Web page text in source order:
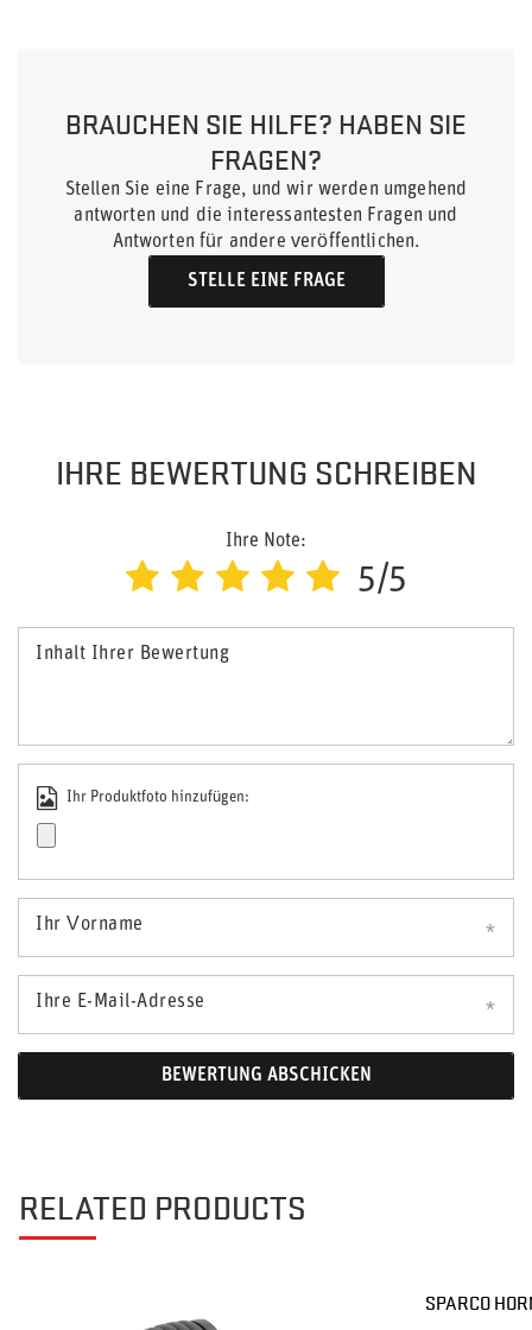
BRAUCHEN SIE HILFE? HABEN SIE
FRAGEN?
Stellen Sie eine Frage, und wir werden umgehend
antworten und die interessantesten Fragen und
Antworten für andere veröffentlichen.
STELLE EINE FRAGE
IHRE BEWERTUNG SCHREIBEN
Ihre Note:
5/5
Inhalt Ihrer Bewertung
Ihr Produktfoto hinzufügen:
Ihr Vorname
Ihre E-Mail-Adresse
BEWERTUNG ABSCHICKEN
RELATED PRODUCTS
SPARCO